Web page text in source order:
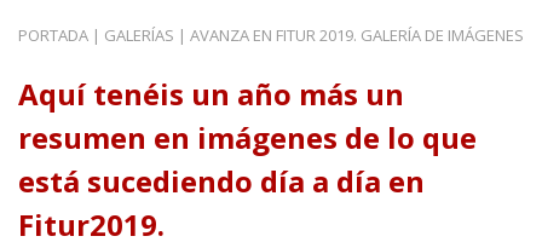
PORTADA | GALERÍAS | AVANZA EN FITUR 2019. GALERÍA DE IMÁGENES
Aquí tenéis un año más un
resumen en imágenes de lo que
está sucediendo día a día en
Fitur2019.